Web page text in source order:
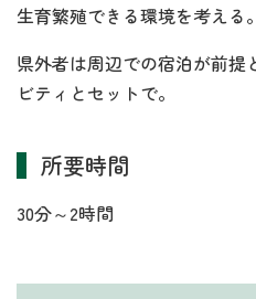
生育繁殖できる環境を考える。
県外者は周辺での宿泊が前提
ビティとセットで。
所要時間
30分～2時間